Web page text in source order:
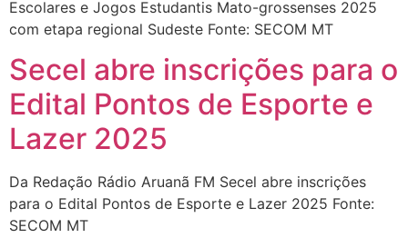
Escolares e Jogos Estudantis Mato-grossenses 2025
com etapa regional Sudeste Fonte: SECOM MT
Secel abre inscrições para o
Edital Pontos de Esporte e
Lazer 2025
Da Redação Rádio Aruanã FM Secel abre inscrições
para o Edital Pontos de Esporte e Lazer 2025 Fonte:
SECOM MT